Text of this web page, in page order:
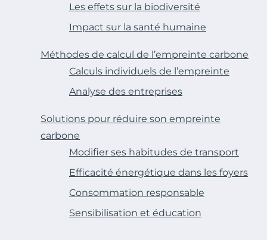
Les effets sur la biodiversité
Impact sur la santé humaine
Méthodes de calcul de l’empreinte carbone
Calculs individuels de l’empreinte
Analyse des entreprises
Solutions pour réduire son empreinte
carbone
Modifier ses habitudes de transport
Efficacité énergétique dans les foyers
Consommation responsable
Sensibilisation et éducation